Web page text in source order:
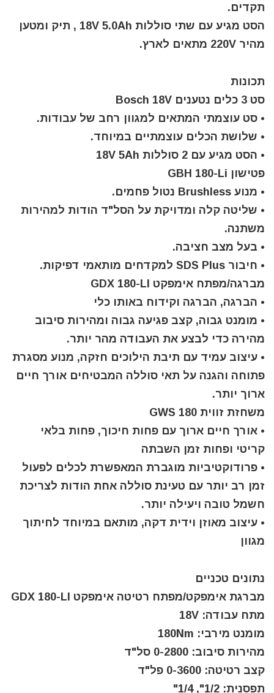
תקדים.
הסט מגיע עם שתי סוללות 18V 5.0Ah , תיק ומטען
מהיר 220V מתאים לארץ.
תכונות
סט 3 כלים נטענים Bosch 18V
• סט עוצמתי המתאים למגוון רחב של עבודות.
• שלושת הכלים עוצמתיים במיוחד.
• הסט מגיע עם 2 סוללות 18V 5Ah
פטישון GBH 180-Li
• מנוע Brushless נטול פחמים.
• שליטה קלה ומדויקת על הסל"ד הודות למהירות
משתנה.
• בעל מצב חציבה.
• חיבור SDS Plus למקדחים מותאמי דפיקות.
מברגה/מפתח אימפקט GDX 180-LI
• הברגה, הברגה וקידוח באותו כלי
• מומנט גבוה, קצב פגיעה גבוה ומהירות סיבוב
מהירה כדי לבצע את העבודה מהר יותר.
• עיצוב עמיד עם תיבת הילוכים חזקה, מנוע מסגרת
פתוחה והגנה על תאי סוללה המבטיחים אורך חיים
ארוך יותר.
משחזת זווית GWS 180
• אורך חיים ארוך עם פחות חיכוך, פחות בלאי
קריטי ופחות זמן השבתה
• פרודוקטיביות מוגברת המאפשרת לכלים לפעול
זמן רב יותר עם טעינת סוללה אחת הודות לצריכת
חשמל טובה ויעילה יותר.
• עיצוב מאוזן וידית דקה, מותאם במיוחד לחיתוך
מגוון
נתונים טכניים
מברגת אימפקט/מפתח רטיטה אימפקט GDX 180-LI
מתח עבודה: 18V
מומנט מירבי: 180Nm
מהירות סיבוב: 0-2800 סל"ד
קצב רטיטה: 0-3600 פל"ד
תפסנית: 1/2", 1/4"